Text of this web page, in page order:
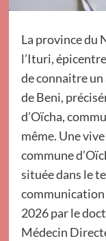
La province du
l’Ituri,
de connaitre
de Beni,
d’Oïcha,
même. Une
commune
située dans le
2026 par le
Médecin